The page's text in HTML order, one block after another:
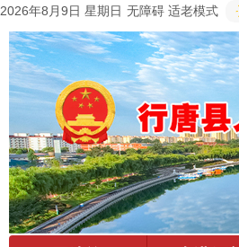
2026年8月9日 星期日 无障碍 适老模式